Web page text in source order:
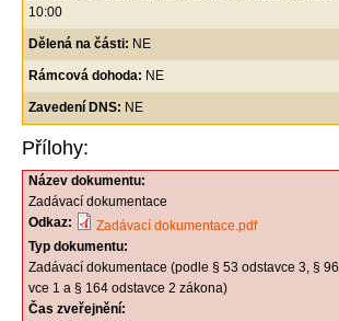
10:00
Dělená na části: NE
Rámcová dohoda: NE
Zavedení DNS: NE
Přílohy:
Název dokumentu:
Zadávací dokumentace
Odkaz:
Zadávací dokumentace.pdf
Typ dokumentu:
Zadávací dokumentace (podle § 53 odstavce 3, §
vce 1 a § 164 odstavce 2 zákona)
Čas zveřejnění: